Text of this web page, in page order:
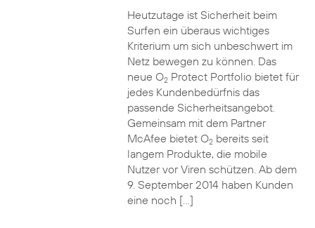
Heutzutage ist Sicherheit beim
Surfen ein überaus wichtiges
Kriterium um sich unbeschwert im
Netz bewegen zu können. Das
neue O2Protect Portfolio bietet für
jedes Kundenbedürfnis das
passende Sicherheitsangebot.
Gemeinsam mit dem Partner
McAfee bietet O2bereits seit
langem Produkte, die mobile
Nutzer vor Viren schützen. Ab dem
9. September 2014 haben Kunden
eine noch […]